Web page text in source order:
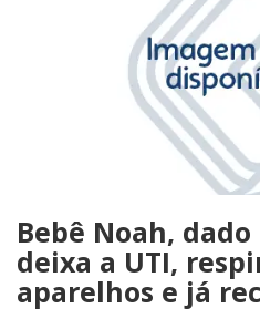
Bebê Noah,
deixa a UTI,
aparelhos e já